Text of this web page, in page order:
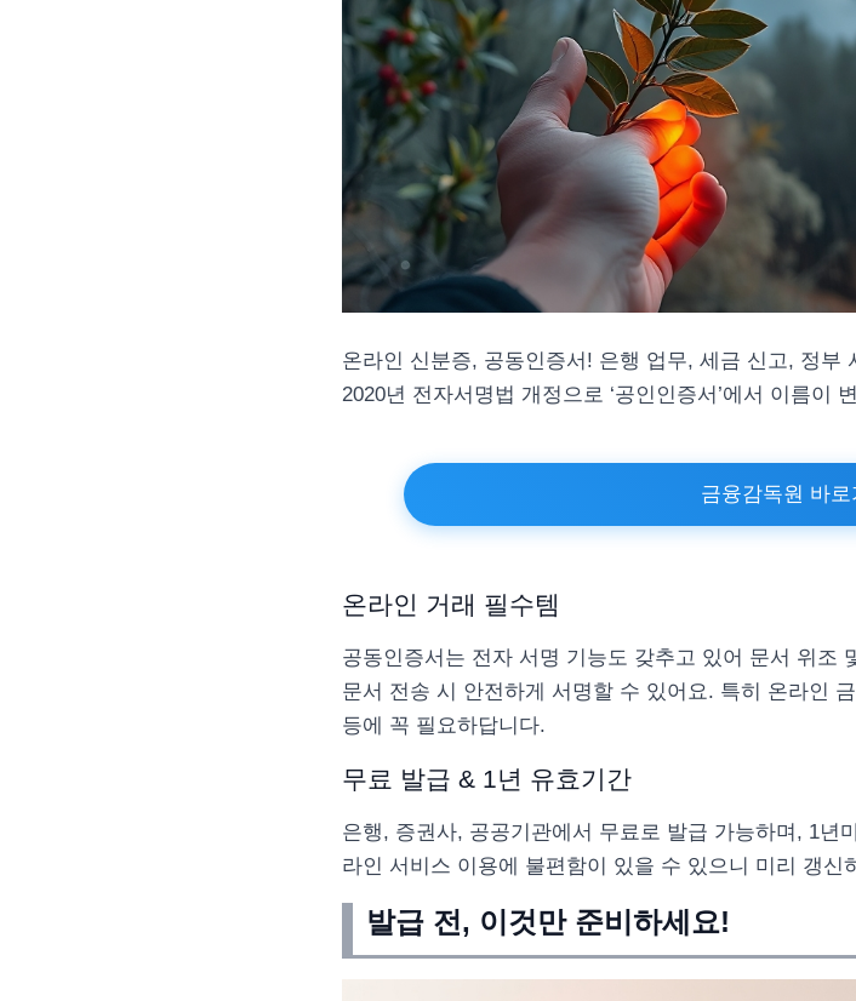
온라인 신분증, 공동인증서! 은행 업무, 세금 신고, 정부
2020년 전자서명법 개정으로 ‘공인인증서’에서 이름이
금융감독원 바로
온라인 거래 필수템
공동인증서는 전자 서명 기능도 갖추고 있어 문서 위조
문서 전송 시 안전하게 서명할 수 있어요. 특히 온라인
등에 꼭 필요하답니다.
무료 발급 & 1년 유효기간
은행, 증권사, 공공기관에서 무료로 발급 가능하며, 1년
라인 서비스 이용에 불편함이 있을 수 있으니 미리 갱신
발급 전, 이것만 준비하세요!